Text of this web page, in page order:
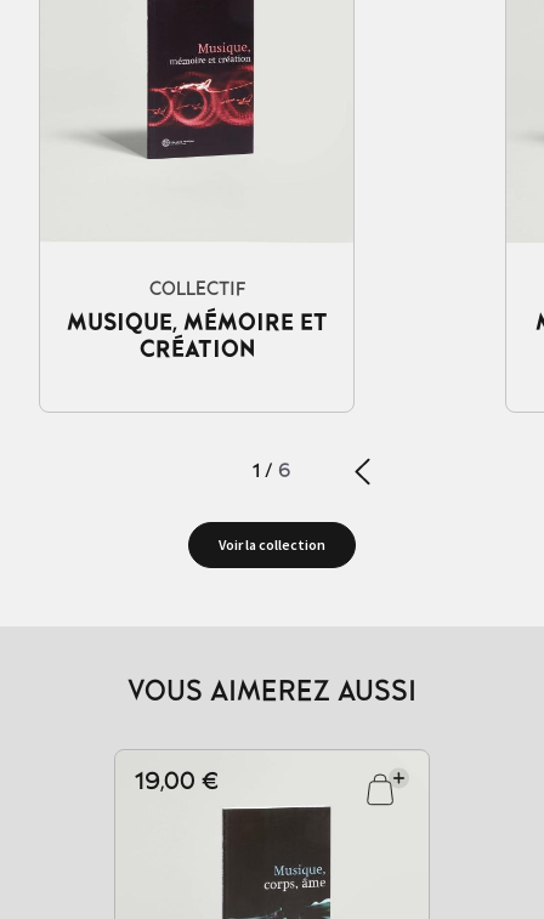
COLLECTIF
MUSIQUE, MÉMOIRE ET
CRÉATION
1 / 6
Voir la collection
VOUS AIMEREZ AUSSI
19,00 €